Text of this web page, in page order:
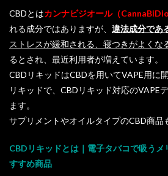
CBDとはカンナビジオール（
れる成分ではありますが、 違法成分であ
ストレスが緩和される、寝つきがよくな
るとされ、最近利用者が増えています。
CBDリキッドはCBDを用いてVAPE用に
リキッドで、CBDリキッド対応のVAPE
ます。
サプリメントやオイルタイプのCBD商品
CBDリキッドとは｜電子タバコで吸う
すすめ商品